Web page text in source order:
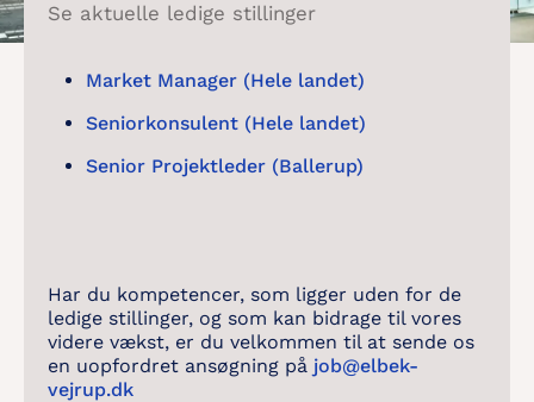
Se aktuelle ledige stillinger
Market Manager (Hele landet)
Seniorkonsulent (Hele landet)
Senior Projektleder (Ballerup)
Har du kompetencer, som ligger uden for de
ledige stillinger, og som kan bidrage til vores
videre vækst, er du velkommen til at sende os
en uopfordret ansøgning på job@elbek-
vejrup.dk